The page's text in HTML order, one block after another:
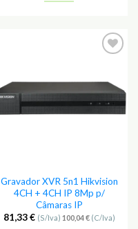
Favoritos
Gravador XVR 5n1 Hikvision
4CH + 4CH IP 8Mp p/
Câmaras IP
81,33€ (S/Iva) 100,04€(C/Iva)